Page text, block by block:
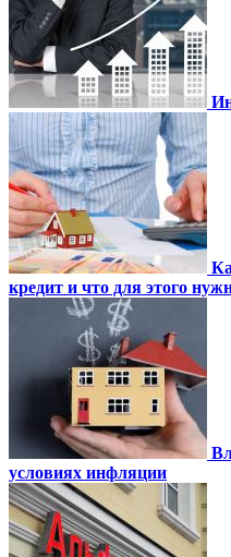
кредит и что для этого
условиях инфляции